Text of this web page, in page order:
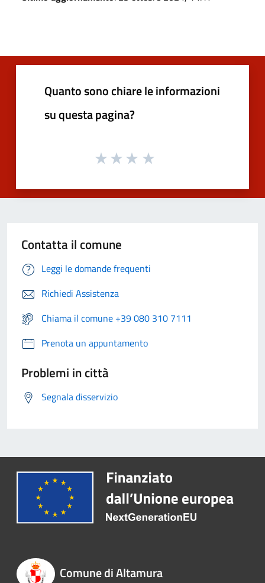
Quanto sono chiare le informazioni
su questa pagina?
Contatta il comune
Leggi le domande frequenti
Richiedi Assistenza
Chiama il comune +39 080 310 7111
Prenota un appuntamento
Problemi in città
Segnala disservizio
Comune di Altamura